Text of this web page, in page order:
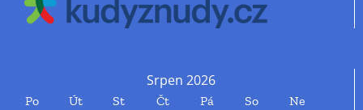
Srpen 2026
Po Út St Čt Pá So Ne